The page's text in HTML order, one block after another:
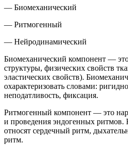
— Биомеханический
— Ритмогенный
— Нейродинамический
Биомеханический компонент —
структуры, физических свойств
эластических свойств).
охарактеризовать словами:
неподатливость, фиксация.
Ритмогенный компонент — это
и проведения эндогенных
относят сердечный ритм,
ритм.